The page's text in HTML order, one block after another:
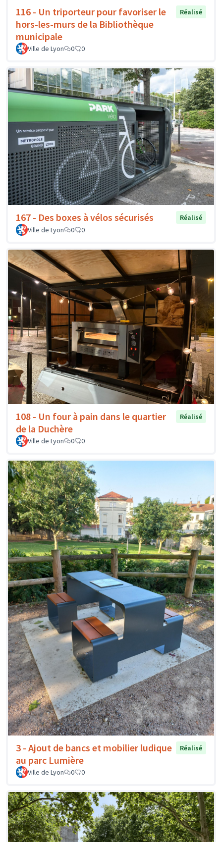
116 - Un triporteur pour favoriser le
hors-les-murs de la Bibliothèque
municipale
Réalisé
Ville de Lyon 0 0
167 - Des boxes à vélos sécurisés
Réalisé
Ville de Lyon
0 0
108 - Un four à pain dans le quartier
de la Duchère
Réalisé
Ville de Lyon 0 0
3 - Ajout de bancs et mobilier ludique
au parc Lumière
Réalisé
Ville de Lyon 0 0